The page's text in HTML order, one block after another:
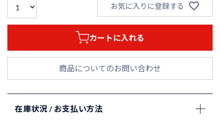
お気に入りに登録する
カートに入れる
商品についてのお問い合わせ
在庫状況 / お支払い方法